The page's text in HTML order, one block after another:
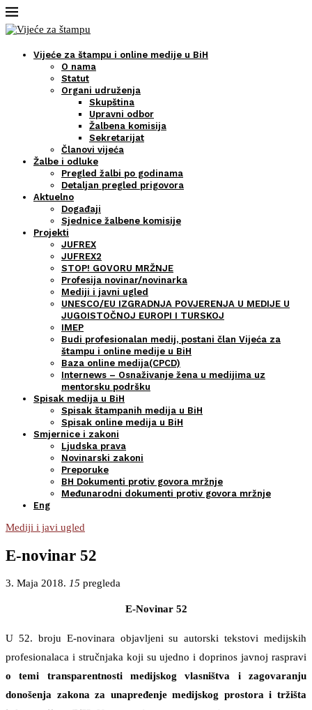
Vijeće za štampu i online medije u BiH
O nama
Statut
Organi udruženja
Skupština
Upravni odbor
Žalbena komisija
Sekretarijat
Članovi vijeća
Žalbe i odluke
Pregled žalbi po godinama
Detaljan pregled prigovora
Aktuelno
Događaji
Sjednice žalbene komisije
Projekti
JUFREX
JUFREX2
STOP! GOVORU MRŽNJE
Profesija novinar/novinarka
Mediji i javni ugled
UNESCO/EU IZGRADNJA POVJERENJA U MEDIJE U
JUGOISTOČNOJ EUROPI I TURSKOJ
IMEP
Budi profesionalan medij, postani član Vijeća za
štampu i online medije u BiH
Baza online medija(CPCD)
Internews – Osnaživanje žena u medijima uz
mentorsku podršku
Spisak medija u BiH
Spisak štampanih medija u BiH
Spisak online medija u BiH
Smjernice i zakoni
Ljudska prava
Novinarski zakoni
Preporuke
BH Dokumenti protiv govora mržnje
Međunarodni dokumenti protiv govora mržnje
Eng
Mediji i javi ugled
E-novinar 52
3. Maja 2018. 15 pregleda
E-Novinar 52
U 52. broju E-novinara objavljeni su autorski tekstovi medijskih
profesionalaca i stručnjaka koji su ujedno i doprinos javnoj raspravi
o temi transparentnosti medijskog vlasništva i zagovaranju
donošenja zakona za unapređenje medijskog prostora i tržišta